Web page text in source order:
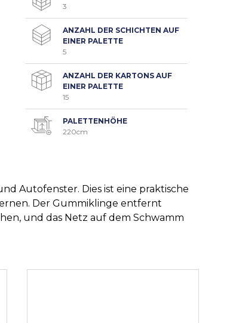
3
ANZAHL DER SCHICHTEN AUF
EINER PALETTE
5
ANZAHL DER KARTONS AUF
EINER PALETTE
15
PALETTENHÖHE
220cm
Autofenster. Dies ist eine praktische
Der Gummiklinge entfernt
und das Netz auf dem Schwamm